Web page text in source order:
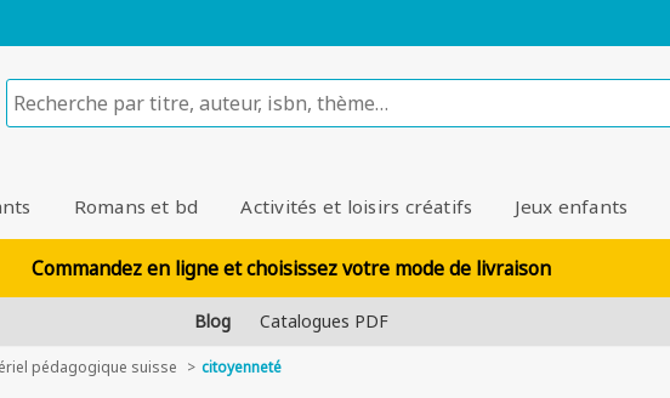
Romans et bd Activités et loisirs créatifs Jeux enfants
Commandez en ligne et choisissez votre mode de livraison
Blog Catalogues PDF
pédagogique suisse citoyenneté